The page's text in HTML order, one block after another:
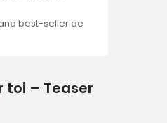
best-seller de
toi – Teaser